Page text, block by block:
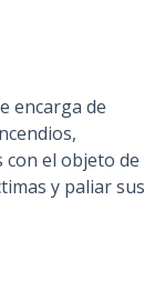
encarga de
con el objeto de
y paliar sus